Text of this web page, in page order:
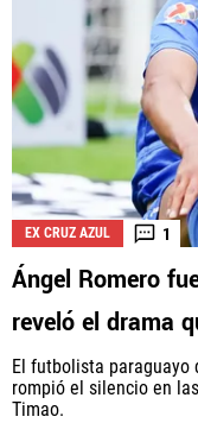
EX CRUZ AZUL 1
Ángel Romero
reveló el drama
El futbolista paraguayo
rompió el silencio en
Timao.